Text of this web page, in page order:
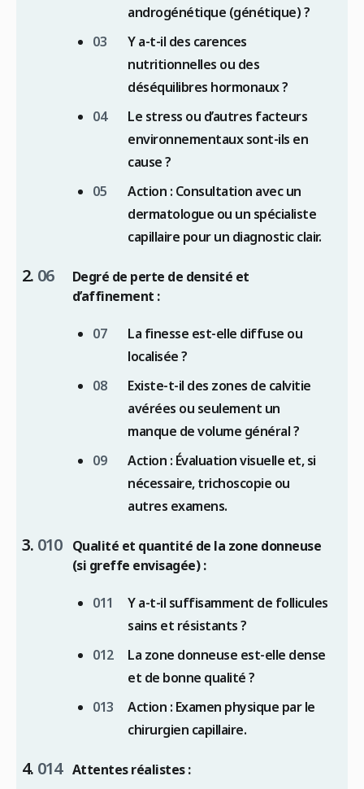
androgénétique (génétique) ?
Y a-t-il des carences
nutritionnelles ou des
déséquilibres hormonaux ?
Le stress ou d’autres facteurs
environnementaux sont-ils en
cause ?
Action : Consultation avec un
dermatologue ou un spécialiste
capillaire pour un diagnostic clair.
Degré de perte de densité et
d’affinement :
La finesse est-elle diffuse ou
localisée ?
Existe-t-il des zones de calvitie
avérées ou seulement un
manque de volume général ?
Action : Évaluation visuelle et, si
nécessaire, trichoscopie ou
autres examens.
Qualité et quantité de la zone donneuse
(si greffe envisagée) :
Y a-t-il suffisamment de follicules
sains et résistants ?
La zone donneuse est-elle dense
et de bonne qualité ?
Action : Examen physique par le
chirurgien capillaire.
Attentes réalistes :